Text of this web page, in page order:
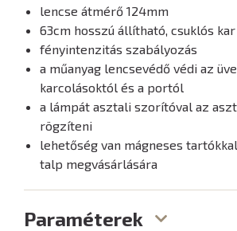
lencse átmérő 124mm
63cm hosszú állítható, csuklós kar
fényintenzitás szabályozás
a műanyag lencsevédő védi az
karcolásoktól és a portól
a lámpát asztali szorítóval az
rögzíteni
lehetőség van mágneses
talp megvásárlására
Paraméterek